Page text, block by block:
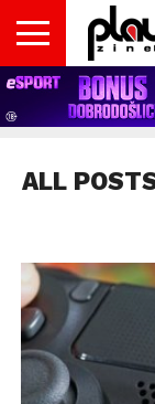
VESTI
MAGAZIN
PLAY!RETRO
PLAY!CAST
PLAY!CON
PLAY!BIZ
INSIDER
OPISI
IGARA
DOMAĆA
SCENA
INTERVJUI
GADGETS
FILM
& TV
KOLUMNE
ALL